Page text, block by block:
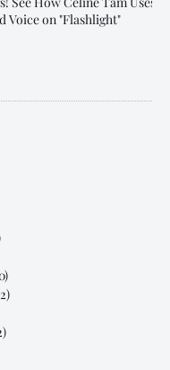
Voice on "Flashlight"